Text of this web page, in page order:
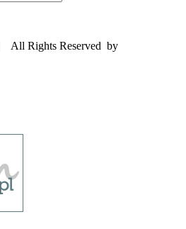
Rights Reserved by